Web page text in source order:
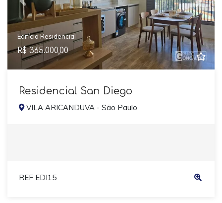
Previous Next
Edifício Residencial
R$ 365.000,00
Residencial San Diego
VILA ARICANDUVA - São Paulo
REF EDI15